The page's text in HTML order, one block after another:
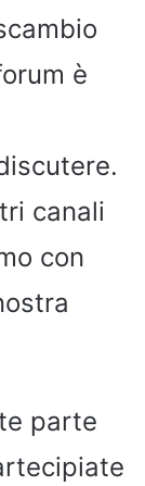
è
canali
con
parte